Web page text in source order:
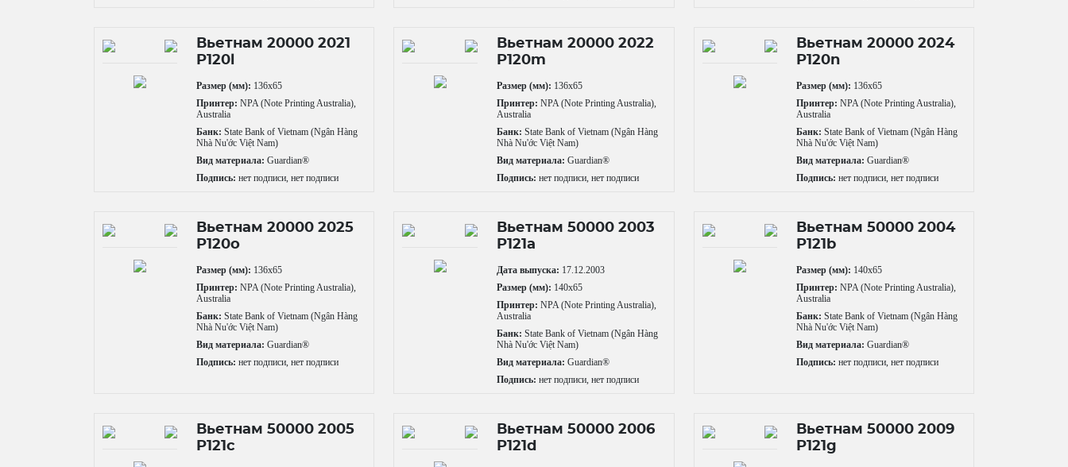
Вьетнам 20000 2021
P120l
Размер (мм): 136x65
Принтер: NPA (Note Printing Australia),
Australia
Банк: State Bank of Vietnam (Ngân Hàng
Nhà Nu'ớc Việt Nam)
Вид материала: Guardian®
Подпись: нет подписи, нет подписи
Вьетнам 20000 2022
P120m
Размер (мм): 136x65
Принтер: NPA (Note Printing Australia),
Australia
Банк: State Bank of Vietnam (Ngân Hàng
Nhà Nu'ớc Việt Nam)
Вид материала: Guardian®
Подпись: нет подписи, нет подписи
Вьетнам 20000 2024
P120n
Размер (мм): 136x65
Принтер: NPA (Note Printing Australia),
Australia
Банк: State Bank of Vietnam (Ngân Hàng
Nhà Nu'ớc Việt Nam)
Вид материала: Guardian®
Подпись: нет подписи, нет подписи
Вьетнам 20000 2025
P120o
Размер (мм): 136x65
Принтер: NPA (Note Printing Australia),
Australia
Банк: State Bank of Vietnam (Ngân Hàng
Nhà Nu'ớc Việt Nam)
Вид материала: Guardian®
Подпись: нет подписи, нет подписи
Вьетнам 50000 2003
P121a
Дата выпуска: 17.12.2003
Размер (мм): 140x65
Принтер: NPA (Note Printing Australia),
Australia
Банк: State Bank of Vietnam (Ngân Hàng
Nhà Nu'ớc Việt Nam)
Вид материала: Guardian®
Подпись: нет подписи, нет подписи
Вьетнам 50000 2004
P121b
Размер (мм): 140x65
Принтер: NPA (Note Printing Australia),
Australia
Банк: State Bank of Vietnam (Ngân Hàng
Nhà Nu'ớc Việt Nam)
Вид материала: Guardian®
Подпись: нет подписи, нет подписи
Вьетнам 50000 2005
P121c
Вьетнам 50000 2006
P121d
Вьетнам 50000 2009
P121g